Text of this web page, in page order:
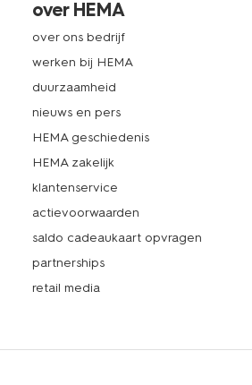
over HEMA
over ons bedrijf
werken bij HEMA
duurzaamheid
nieuws en pers
HEMA geschiedenis
HEMA zakelijk
klantenservice
actievoorwaarden
saldo cadeaukaart opvragen
partnerships
retail media